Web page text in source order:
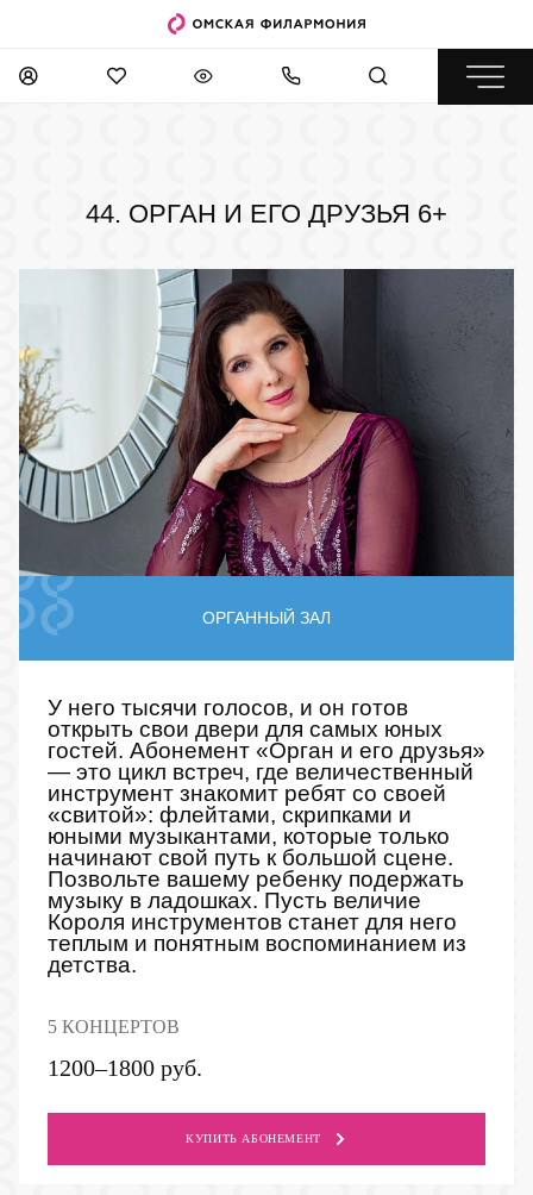
44. ОРГАН И ЕГО ДРУЗЬЯ 6+
ОРГАННЫЙ ЗАЛ
У него тысячи голосов, и он готов
открыть свои двери для самых юных
гостей. Абонемент «Орган и его друзья»
— это цикл встреч, где величественный
инструмент знакомит ребят со своей
«свитой»: флейтами, скрипками и
юными музыкантами, которые только
начинают свой путь к большой сцене.
Позвольте вашему ребенку подержать
музыку в ладошках. Пусть величие
Короля инструментов станет для него
теплым и понятным воспоминанием из
детства.
5 КОНЦЕРТОВ
1200–1800 руб.
КУПИТЬ АБОНЕМЕНТ